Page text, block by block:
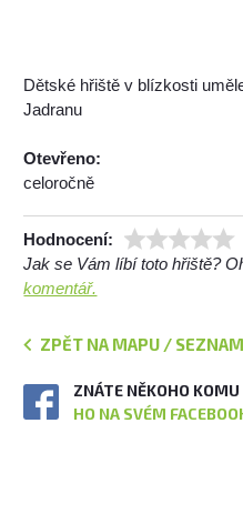
Dětské hřiště v blízkosti
Jadranu
Otevřeno:
celoročně
Hodnocení:
Jak se Vám líbí toto hřiště?
komentář.
ZPĚT NA MAPU /
ZNÁTE NĚKOHO
HO NA SVÉM